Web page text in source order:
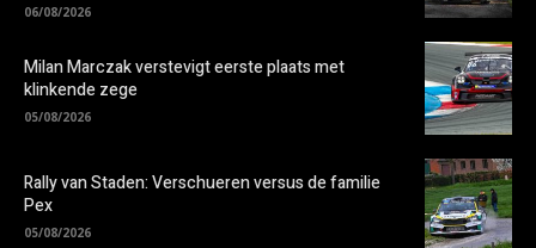
06/08/2026
Milan Marczak verstevigt eerste plaats met
klinkende zege
05/08/2026
Rally van Staden: Verschueren versus de familie
Pex
05/08/2026